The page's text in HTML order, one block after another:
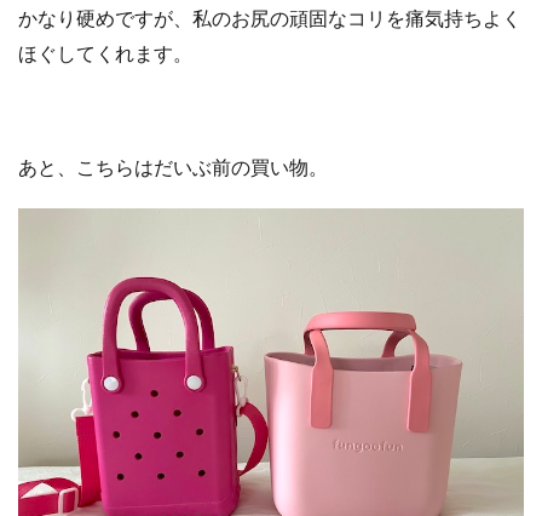
かなり硬めですが、私のお尻の頑固なコリを痛気持ちよく
ほぐしてくれます。
あと、こちらはだいぶ前の買い物。